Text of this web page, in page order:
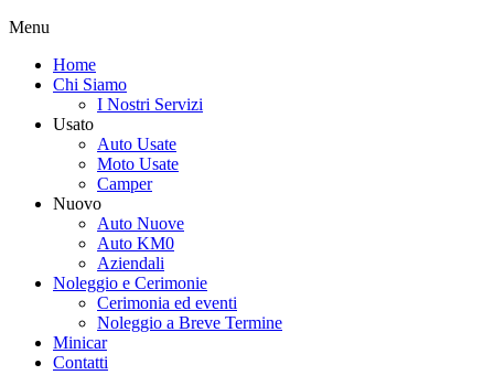
Menu
Home
Chi Siamo
I Nostri Servizi
Usato
Auto Usate
Moto Usate
Camper
Nuovo
Auto Nuove
Auto KM0
Aziendali
Noleggio e Cerimonie
Cerimonia ed eventi
Noleggio a Breve Termine
Minicar
Contatti